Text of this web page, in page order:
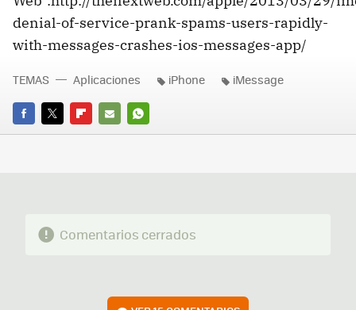
denial-of-service-prank-spams-users-rapidly-
with-messages-crashes-ios-messages-app/
FACEBOOK
TWITTERFLIPBOARD
E-
WHATSAPP
TEMAS Aplicaciones iPhone iMessage
Comentarios cerrados